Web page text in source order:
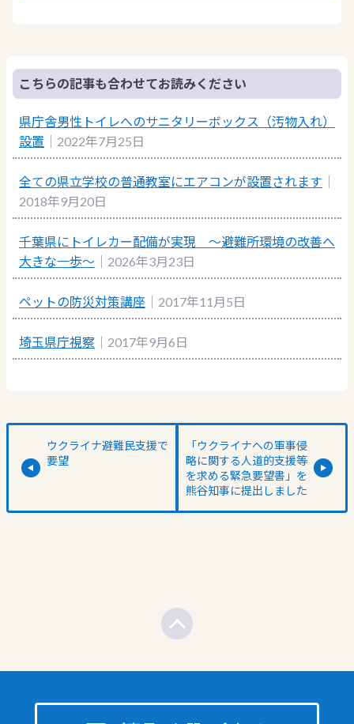
こちらの記事も合わせてお読みください
県庁舎男性トイレへのサニタリーボックス（汚物入れ）
設置 ｜2022年7月25日
全ての県立学校の普通教室にエアコンが設置されます
2018年9月20日
千葉県にトイレカー配備が実現 ～避難所環境の改善へ
大きな一歩～ ｜2026年3月23日
ペットの防災対策講座 ｜2017年11月5日
埼玉県庁視察 ｜2017年9月6日
ウクライナ避難民支援で
要望
「ウクライナへの軍事侵
略に関する人道的支援等
を求める緊急要望書」を
熊谷知事に提出しました